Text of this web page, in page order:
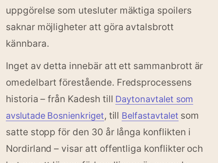
uppgörelse som utesluter mäktiga spoilers
saknar möjligheter att göra avtalsbrott
kännbara.
Inget av detta innebär att ett sammanbrott är
omedelbart förestående. Fredsprocessens
historia – från Kadesh till Daytonavtalet som
avslutade Bosnienkriget, till Belfastavtalet som
satte stopp för den 30 år långa konflikten i
Nordirland – visar att offentliga konflikter och